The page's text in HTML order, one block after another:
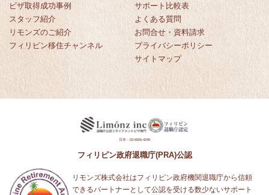
ビザ取得成功事例
スタッフ紹介
リモンズのご紹介
フィリピン移住チャンネル
サポート比較表
よくある質問
お問合せ・資料請求
プライバシーポリシー
サイトマップ
日本：03-6555-4240
フィリピン政府退職庁(PRA)公認
リモンズ株式会社はフィリピン政府機関退職庁から信頼
できるパートナーとして公認を受ける数少ないサポート